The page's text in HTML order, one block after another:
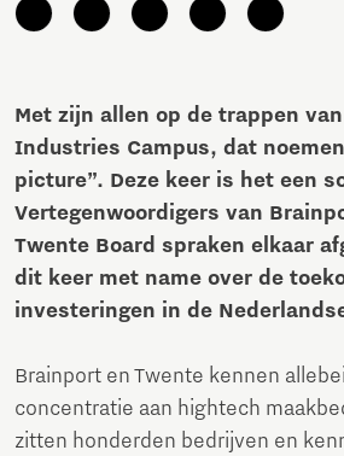
Met zijn allen op de trappen
Industries Campus, dat
picture”. Deze keer is het een
Vertegenwoordigers van
Twente Board spraken elkaar
dit keer met name over de
investeringen in de
Brainport en Twente kennen
concentratie aan hightech
zitten honderden bedrijven en